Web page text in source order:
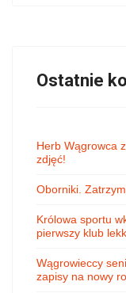
Ostatnie
Herb Wągrowca
zdjęć!
Oborniki.
Królowa sportu
pierwszy klub
Wągrowieccy
zapisy na nowy